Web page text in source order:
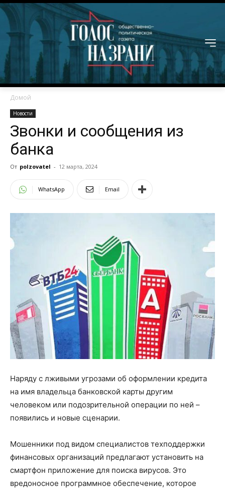
Домой
Новости
Звонки и сообщения из
банка
От polzovatel - 12 марта, 2024
WhatsApp Email
Наряду с лживыми угрозами об оформлении кредита
на имя владельца банковской карты другим
человеком или подозрительной операции по ней –
появились и новые сценарии.
Мошенники под видом специалистов техподдержки
финансовых организаций предлагают установить на
смартфон приложение для поиска вирусов. Это
вредоносное программное обеспечение, которое